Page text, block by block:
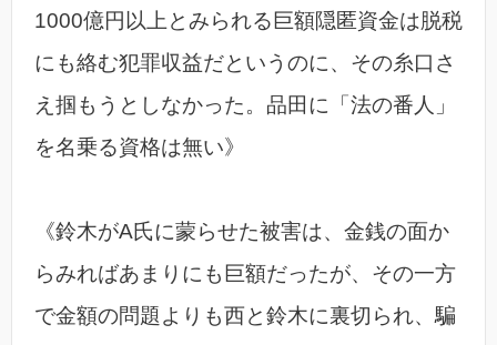
1000億円以上とみられる巨額隠匿資金は脱税
にも絡む犯罪収益だというのに、その糸口さ
え掴もうとしなかった。品田に「法の番人」
を名乗る資格は無い》
《鈴木がA氏に蒙らせた被害は、金銭の面か
らみればあまりにも巨額だったが、その一方
で金額の問題よりも西と鈴木に裏切られ、騙